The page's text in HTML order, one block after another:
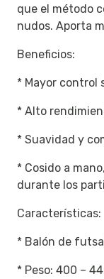
que el método
nudos. Aporta
Beneficios:
* Mayor control
* Alto
* Suavidad y
* Cosido a
durante los
Características:
* Balón de
* Peso: 400 –